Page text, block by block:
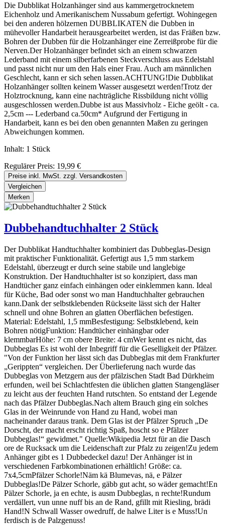
Die Dubblikat Holzanhänger sind aus kammergetrocknetem
Eichenholz und Amerikanischem Nussabum gefertigt. Wohingegen
bei den anderen hölzernen DUBBLIKATEN die Dubben in
mühevoller Handarbeit herausgearbeitet werden, ist das Fräßen bzw.
Bohren der Dubben für die Holzanhänger eine Zerreißprobe für die
Nerven.Der Holzanhänger befindet sich an einem schwarzen
Lederband mit einem silberfarbenen Steckverschluss aus Edelstahl
und passt nicht nur um den Hals einer Frau. Auch am männlichen
Geschlecht, kann er sich sehen lassen.ACHTUNG!Die Dubblikat
Holzanhänger sollten keinem Wasser ausgesetzt werden!Trotz der
Holztrocknung, kann eine nachträgliche Rissbildung nicht völlig
ausgeschlossen werden.Dubbe ist aus Massivholz - Eiche geölt - ca.
2,5cm --- Lederband ca.50cm* Aufgrund der Fertigung in
Handarbeit, kann es bei den oben genannten Maßen zu geringen
Abweichungen kommen.
Inhalt: 1 Stück
Regulärer Preis: 19,99 €
Preise inkl. MwSt. zzgl. Versandkosten
Vergleichen
Merken
Dubbehandtuchhalter 2 Stück
Der Dubblikat Handtuchhalter kombiniert das Dubbeglas-Design
mit praktischer Funktionalität. Gefertigt aus 1,5 mm starkem
Edelstahl, überzeugt er durch seine stabile und langlebige
Konstruktion. Der Handtuchhalter ist so konzipiert, dass man
Handtücher ganz einfach einhängen oder einklemmen kann. Ideal
für Küche, Bad oder sonst wo man Handtuchhalter gebrauchen
kann.Dank der selbstklebenden Rückseite lässt sich der Halter
schnell und ohne Bohren an glatten Oberflächen befestigen.
Material: Edelstahl, 1,5 mmBesfestigung: Selbstklebend, kein
Bohren nötigFunktion: Handtücher einhängbar oder
klemmbarHöhe: 7 cm obere Breite: 4 cmWer kennt es nicht, das
Dubbeglas Es ist wohl der Inbegriff für die Geselligkeit der Pfälzer.
"Von der Funktion her lässt sich das Dubbeglas mit dem Frankfurter
„Gerippten“ vergleichen. Der Überlieferung nach wurde das
Dubbeglas von Metzgern aus der pfälzischen Stadt Bad Dürkheim
erfunden, weil bei Schlachtfesten die üblichen glatten Stangengläser
zu leicht aus der feuchten Hand rutschten. So entstand der Legende
nach das Pfälzer Dubbeglas.Nach altem Brauch ging ein solches
Glas in der Weinrunde von Hand zu Hand, wobei man
nacheinander daraus trank. Dem Glas ist der Pfälzer Spruch „De
Dorscht, der macht erscht richtig Spaß, hoscht so e Pfälzer
Dubbeglas!“ gewidmet." Quelle:Wikipedia Jetzt für an die Dasch
ore de Rucksack um die Leidenschaft zur Pfalz zu zeigen!Zu jedem
Anhänger gibt es 1 Dubbedeckel dazu! Der Anhänger ist in
verschiedenen Farbkombinationen erhältlich! Größe: ca.
7x4,5cmPfälzer Schorle!Näm kä Blumevas, nä, e Pälzer
Dubbeglas!De Pälzer Schorle, gäbb gut acht, so wäder gemacht!En
Pälzer Schorle, ja en echte, is ausm Dubbeglas, n rechte!Rundum
verdällert, vun unne nuff bis an de Rand, gfillt mit Riesling, brädi
Hand!N Schwall Wasser owedruff, de halwe Liter is e Muss!Un
ferdisch is de Palzgenuss!